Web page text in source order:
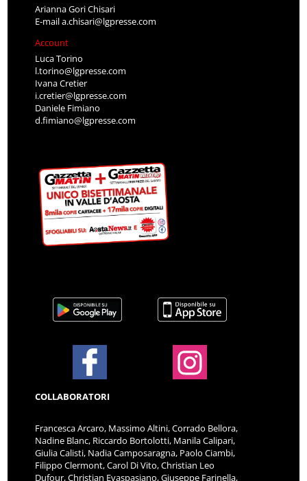
Arianna Gori Chisari
E-maila.chisari@lgpresse.com
Account
Luca Torino
l.torino@lgpresse.com
Ivana Cretier
i.cretier@lgpresse.com
Daniele Fimiano
d.fimiano@lgpresse.com
COLLABORATORI
Francesca Arcaro, Massimo Altini, Corrado Bellora,
Nadine Blanc, Riccardo Bortolotti, Manila Calipari,
Giulia Calisti, Nadia Camposaragna, Paolo Ciambi,
Filippo Clermont, Carol Di Vito, Christian Leo
Dufour, Christian Evaspasiano, Giuseppe Farinella,